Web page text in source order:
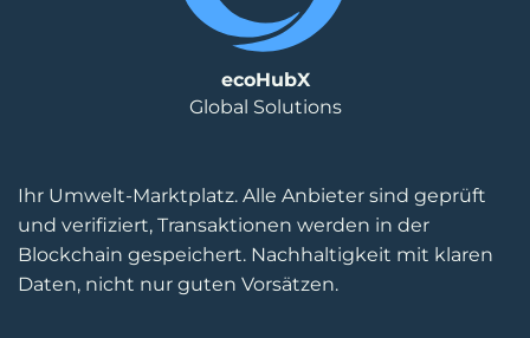
Ihr Umwelt-Marktplatz. Alle Anbieter sind geprüft
und verifiziert, Transaktionen werden in der
Blockchain gespeichert. Nachhaltigkeit mit klaren
Daten, nicht nur guten Vorsätzen.
ecoHubX
Global Solutions